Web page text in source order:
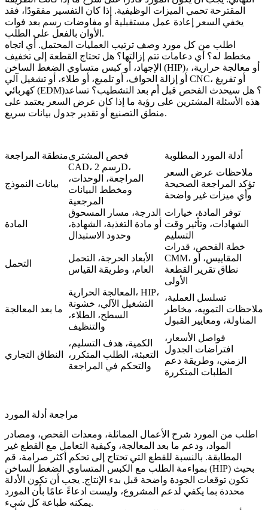
المقترحة تحمي الميزات الوظيفية. إذا كان التفسير مفقودًا، فقد
يخفي السعر إعادة عمل مستقبلية أو مفاوضات رسم بعد فوات
الأوان بالفعل على الطلب.
اطلب من كل مورد وصف ترتيب العمليات المحتمل. أي اتجاه
مخطط له؟ أي دعامات تتم إزالتها؟ هل تحتاج القطعة إلى تخفيف
الإجهاد، أو كبس متساوي الضغط الساخن (HIP)، أو معالجة حرارية،
أو إزالة الحواف، أو تلميع، أو طلاء، أو تشغيل آلي CNC، أو تفريغ
كهربائي (EDM)؟ هل سيحدث الفحص قبل أم بعد التشطيب؟ تساعد
هذه الأسئلة المشترين على رؤية ما إذا كان عرض السعر يعتمد على
منطق التصنيع أو تقدير جدول بيانات سريع.
منطقة المراجعةفحص المشتري أدلة المورد المطلوبة
بيانات النموذج
CAD، رسم 2D،
المراجعة، الوحدات،
ومخطط البيانات
المرجعية
ملاحظات عرض السعر
تؤكد المراجعة الصحيحة
وأي ميزات غير واضحة
المادة
الدرجة، مسار المسحوق
أو مادة التغذية، الشهادة،
وحدود الاستبدال
توفر المادة، خيارات
الشهادات، وتأثير وقت
التسليم
التحمل
الأبعاد الحرجة، التحمل
العام، وطريقة القياس
خطة الفحص، قدرات
CMM، المقاييس، أو
نطاق تقرير القطعة
الأولى
ما بعد المعالجة
المعالجة الحرارية، HIP،
التشغيل الآلي، خشونة
السطح، الطلاء،
والتنظيف
تسلسل العملية،
ملاحظات التمويه، مخاطر
المناولة، ومعايير القبول
النطاق التجاري
الكمية، هدف التسليم،
التعبئة، الطلب المتكرر،
والتحكم في المراجعة
فواصل الأسعار،
افتراضات الجدول
الزمني، وطريقة دعم
الطلبات المتكررة
مراجعة أدلة المورد
اطلب من المورد شرح الأعمال المماثلة، ومعدات الفحص، ومصادر
المواد، ودعم ما بعد المعالجة، وكيفية التعامل مع القطع غير
المطابقة. بالنسبة للقطع التي تحتاج إلى تحكم أكثر صرامة، قم
بمواءمة الطلب مع الكبس المتساوي الضغط الساخن (HIP)
تكون توقعات الجودة واضحة قبل بدء الإنتاج. يجب أن تكون الأدلة
محددة بما يكفي لدعم المشروع، وليست ادعاءً عامًا بأن المورد
يمكنه طباعة كل شيء.